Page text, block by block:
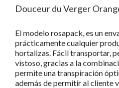
Douceur du Verger
El modelo rosapack, es un
prácticamente cualquier
hortalizas. Fácil transportar,
vistoso, gracias a la
permite una transpiración
además de permitir al cliente